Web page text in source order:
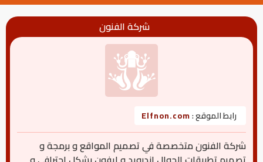
شركة الفنون
رابط الموقع :Elfnon.com
شركة الفنون متخصصة في تصميم المواقع و برمجة و